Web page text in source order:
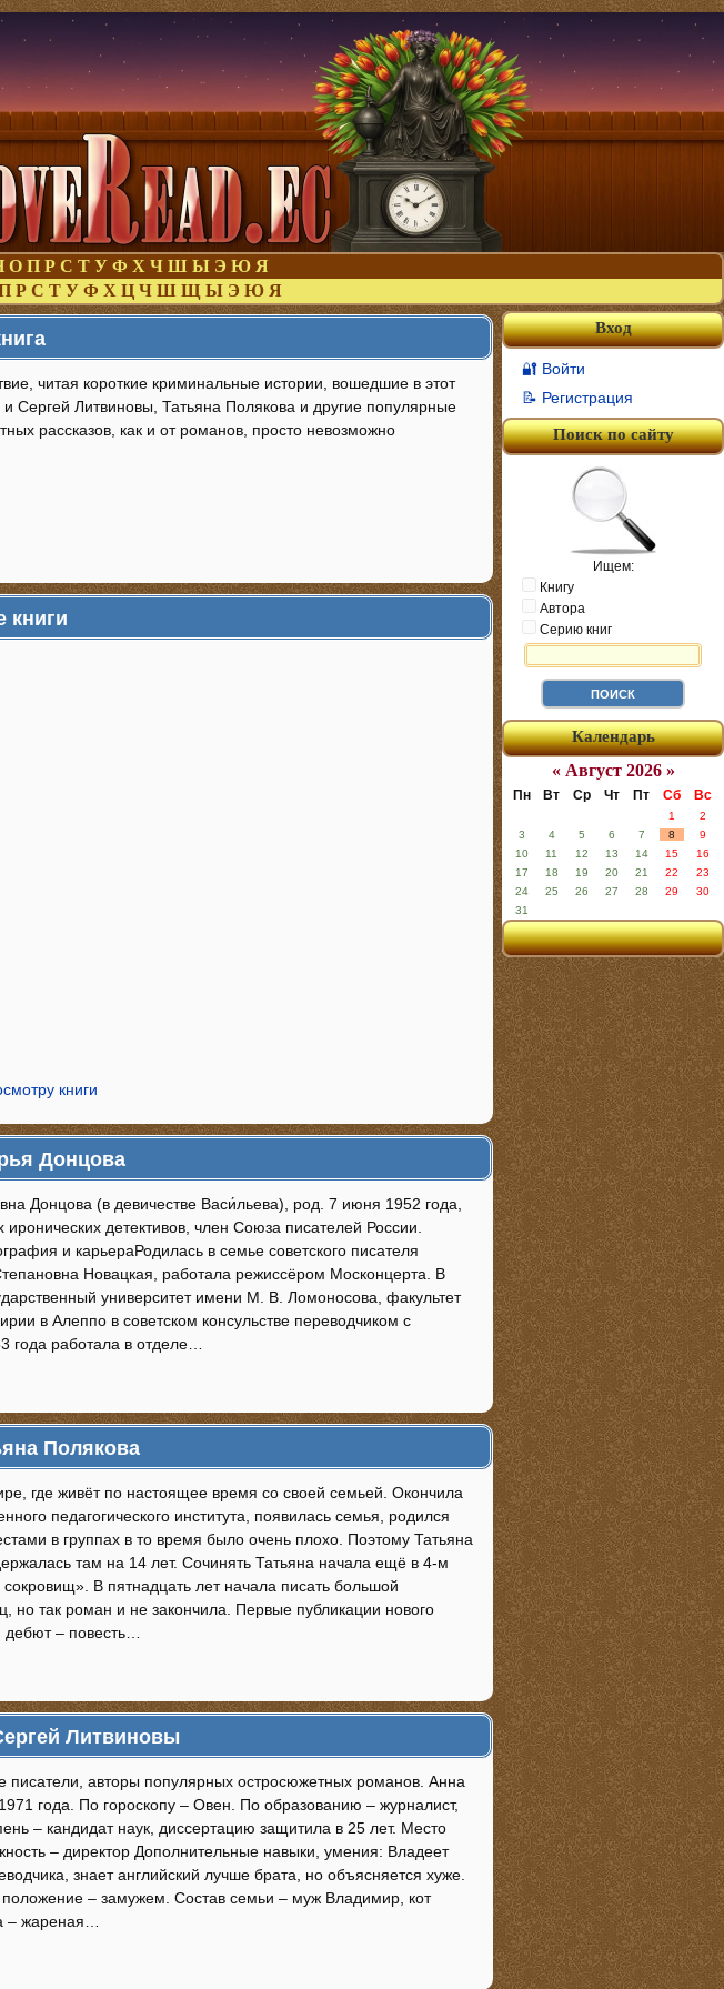
О П Р С Т У Ф Х Ч Ш Ы Э Ю Я
Р С Т У Ф Х Ц Ч Ш Щ Ы Э Ю Я
читая короткие криминальные истории, вошедшие в этот
Литвиновы, Татьяна Полякова и другие популярные
рассказов, как и от романов, просто невозможно
книги
книги
Донцова
Донцова (в девичестве Васи́льева), род. 7 июня 1952 года,
детективов, член Союза писателей России.
и карьераРодилась в семье советского писателя
Новацкая, работала режиссёром Москонцерта. В
университет имени М. В. Ломоносова, факультет
в Алеппо в советском консульстве переводчиком с
года работала в отделе…
Полякова
где живёт по настоящее время со своей семьей. Окончила
педагогического института, появилась семья, родился
в группах в то время было очень плохо. Поэтому Татьяна
там на 14 лет. Сочинять Татьяна начала ещё в 4-м
В пятнадцать лет начала писать большой
но так роман и не закончила. Первые публикации нового
– повесть…
Литвиновы
писатели, авторы популярных остросюжетных романов. Анна
года. По гороскопу – Овен. По образованию – журналист,
– кандидат наук, диссертацию защитила в 25 лет. Место
– директор Дополнительные навыки, умения: Владеет
знает английский лучше брата, но объясняется хуже.
– замужем. Состав семьи – муж Владимир, кот
– жареная…
Вход
🔐 Войти
📝 Регистрация
Поиск по сайту
Ищем:
Книгу
Автора
Серию книг
Календарь
« Август 2026 »
Пн Вт Ср Чт Пт Сб Вс
1
2
3
4 5 6 7 8
9
10
11 12 13 14 15
16
17
18 19 20 21 22
23
24
25 26 27 28 29
30
31